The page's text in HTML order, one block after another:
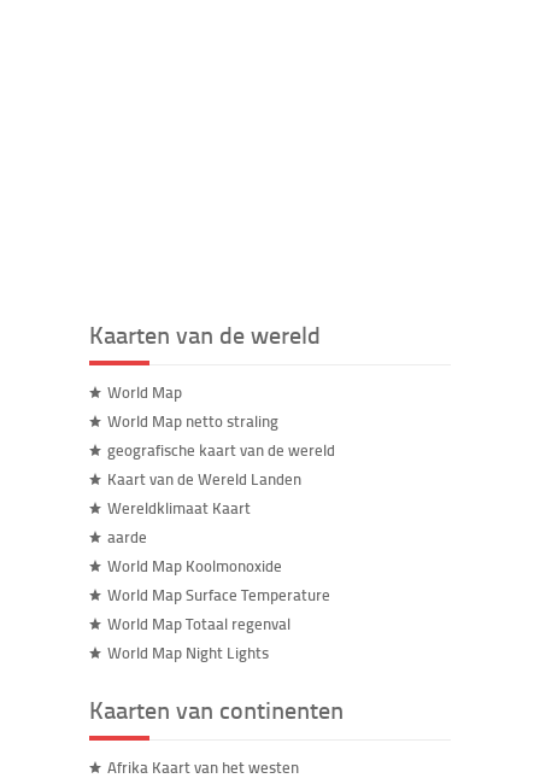
Kaarten van de wereld
World Map
World Map netto straling
geografische kaart van de wereld
Kaart van de Wereld Landen
Wereldklimaat Kaart
aarde
World Map Koolmonoxide
World Map Surface Temperature
World Map Totaal regenval
World Map Night Lights
Kaarten van continenten
Afrika Kaart van het westen